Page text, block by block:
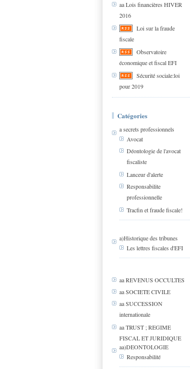
aa Lois financières HIVER
2016
Loi sur la fraude
fiscale
Observatoire
économique et fiscal EFI
Sécurité sociale:loi
pour 2019
Catégories
a secrets professionnels
Avocat
Déontologie de l'avocat
fiscaliste
Lanceur d'alerte
Responsabilite
professionnelle
Tracfin et fraude fiscale!
a)Historique des tribunes
Les lettres fiscales d'EFI
aa REVENUS OCCULTES
aa SOCIETE CIVILE
aa SUCCESSION
internationale
aa TRUST ; REGIME
FISCAL ET JURIDIQUE
aa)DEONTOLOGIE
Responsabilité